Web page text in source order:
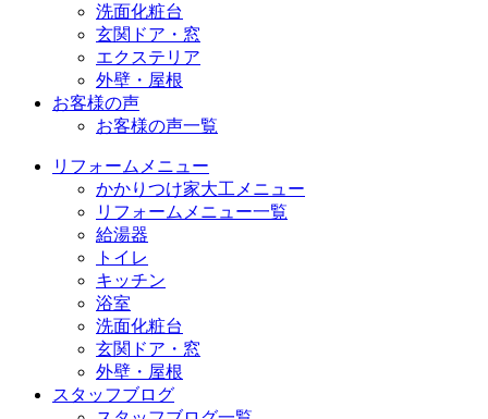
洗面化粧台
玄関ドア・窓
エクステリア
外壁・屋根
お客様の声
お客様の声一覧
リフォームメニュー
かかりつけ家大工メニュー
リフォームメニュー一覧
給湯器
トイレ
キッチン
浴室
洗面化粧台
玄関ドア・窓
外壁・屋根
スタッフブログ